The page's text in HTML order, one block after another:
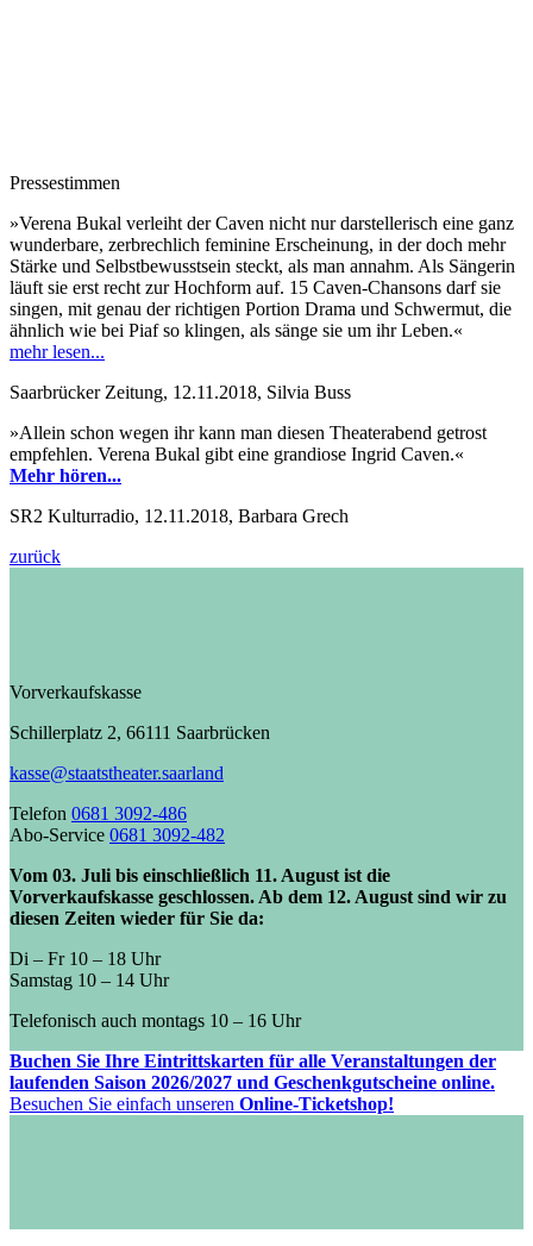
Pressestimmen
»Verena Bukal verleiht der Caven nicht nur darstellerisch eine ganz
wunderbare, zerbrechlich feminine Erscheinung, in der doch mehr
Stärke und Selbstbewusstsein steckt, als man annahm. Als Sängerin
läuft sie erst recht zur Hochform auf. 15 Caven-Chansons darf sie
singen, mit genau der richtigen Portion Drama und Schwermut, die
ähnlich wie bei Piaf so klingen, als sänge sie um ihr Leben.«
mehr lesen...
Saarbrücker Zeitung, 12.11.2018, Silvia Buss
»Allein schon wegen ihr kann man diesen Theaterabend getrost
empfehlen. Verena Bukal gibt eine grandiose Ingrid Caven.«
Mehr hören...
SR2 Kulturradio, 12.11.2018, Barbara Grech
zurück
Vorverkaufskasse
Schillerplatz 2, 66111 Saarbrücken
kasse@staatstheater.saarland
Telefon 0681 3092-486
Abo-Service 0681 3092-482
Vom 03. Juli bis einschließlich 11. August ist die
Vorverkaufskasse geschlossen. Ab dem 12. August sind wir zu
diesen Zeiten wieder für Sie da:
Di – Fr 10 – 18 Uhr
Samstag 10 – 14 Uhr
Telefonisch auch montags 10 – 16 Uhr
Buchen Sie Ihre Eintrittskarten für alle Veranstaltungen der
laufenden Saison 2026/2027 und Geschenkgutscheine online.
Besuchen Sie einfach unseren Online-Ticketshop!